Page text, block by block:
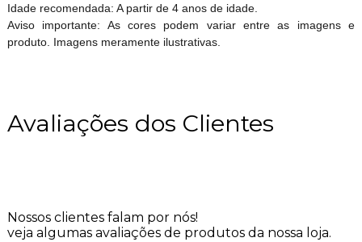
Idade recomendada: A partir de 4 anos de idade.
Aviso importante: As cores podem variar entre as imagens e
produto. Imagens meramente ilustrativas.
Avaliações dos Clientes
Nossos clientes falam por nós!
veja algumas avaliações de produtos da nossa loja.